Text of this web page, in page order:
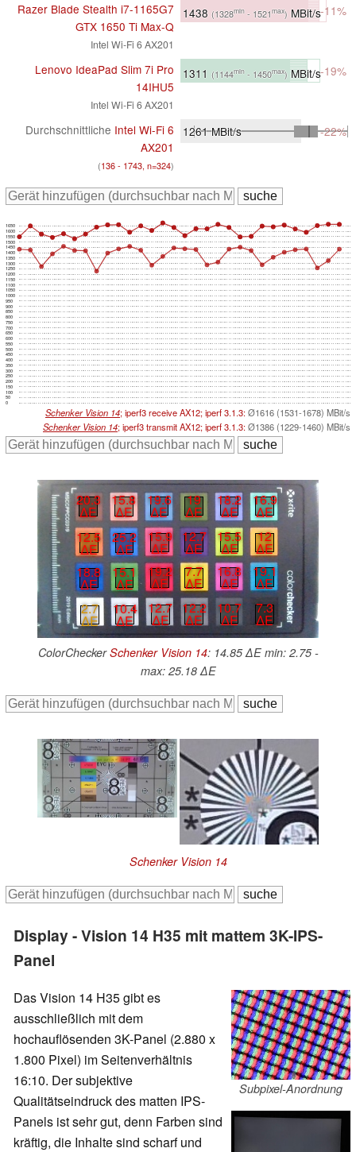
Razer Blade Stealth i7-1165G7
GTX 1650 Ti Max-Q
Intel Wi-Fi 6 AX201
1438 (1328min - 1521max) MBit/s-11%
Lenovo IdeaPad Slim 7i Pro
14IHU5
Intel Wi-Fi 6 AX201
1311 (1144min - 1450max) MBit/s-19%
Durchschnittliche Intel Wi-Fi 6
AX201
(136 - 1743, n=324)
1261MBit/s -22%
0
50
100
150
200
250
300
350
400
450
500
550
600
650
700
750
800
850
900
950
1000
1050
1100
1150
1200
1250
1300
1350
1400
1450
1500
1550
1600
1650
Schenker Vision 14; iperf3 receive AX12; iperf 3.1.3:Ø1616 (1531-1678) MBit/s
Schenker Vision 14; iperf3 transmit AX12; iperf 3.1.3:Ø1386 (1229-1460) MBit/s
20.3
∆E
15.8
∆E
19.6
∆E
19
∆E
18.2
∆E
16.9
∆E
12.5
∆E
25.2
∆E
15.9
∆E
12.7
∆E
15.5
∆E
12
∆E
18.8
∆E
15.1
∆E
19.2
∆E
7.7
∆E
16.8
∆E
19.1
∆E
2.7
∆E
10.4
∆E
12.7
∆E
12.2
∆E
10.7
∆E
7.3
∆E
ColorCheckerSchenker Vision 14: 14.85 ∆E min: 2.75 -
max: 25.18 ∆E
Schenker Vision 14
Display - Vision 14 H35 mit mattem 3K-IPS-
Panel
Subpixel-Anordnung
Das Vision 14 H35 gibt es
ausschließlich mit dem
hochauflösenden 3K-Panel (2.880 x
1.800 Pixel) im Seitenverhältnis
16:10. Der subjektive
Qualitätseindruck des matten IPS-
Panels ist sehr gut, denn Farben sind
kräftig, die Inhalte sind scharf und